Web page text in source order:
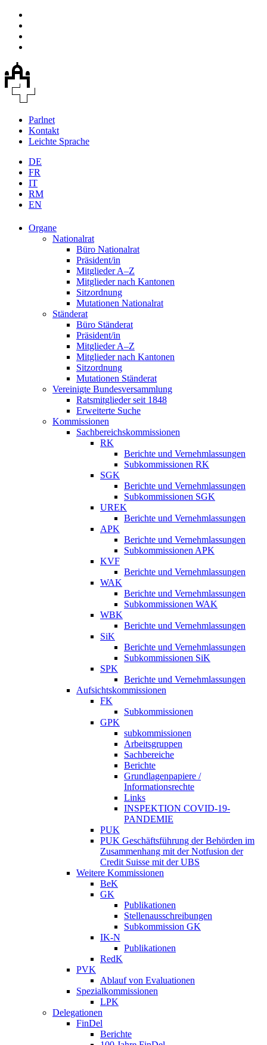
Parlnet
Kontakt
Leichte Sprache
DE
FR
IT
RM
EN
Organe
Nationalrat
Büro Nationalrat
Präsident/in
Mitglieder A–Z
Mitglieder nach Kantonen
Sitzordnung
Mutationen Nationalrat
Ständerat
Büro Ständerat
Präsident/in
Mitglieder A–Z
Mitglieder nach Kantonen
Sitzordnung
Mutationen Ständerat
Vereinigte Bundesversammlung
Ratsmitglieder seit 1848
Erweiterte Suche
Kommissionen
Sachbereichskommissionen
RK
Berichte und Vernehmlassungen
Subkommissionen RK
SGK
Berichte und Vernehmlassungen
Subkommissionen SGK
UREK
Berichte und Vernehmlassungen
APK
Berichte und Vernehmlassungen
Subkommissionen APK
KVF
Berichte und Vernehmlassungen
WAK
Berichte und Vernehmlassungen
Subkommissionen WAK
WBK
Berichte und Vernehmlassungen
SiK
Berichte und Vernehmlassungen
Subkommissionen SiK
SPK
Berichte und Vernehmlassungen
Aufsichtskommissionen
FK
Subkommissionen
GPK
subkommissionen
Arbeitsgruppen
Sachbereiche
Berichte
Grundlagenpapiere /
Informationsrechte
Links
INSPEKTION COVID-19-
PANDEMIE
PUK
PUK Geschäftsführung der Behörden im
Zusammenhang mit der Notfusion der
Credit Suisse mit der UBS
Weitere Kommissionen
BeK
GK
Publikationen
Stellenausschreibungen
Subkommission GK
IK-N
Publikationen
RedK
PVK
Ablauf von Evaluationen
Spezialkommissionen
LPK
Delegationen
FinDel
Berichte